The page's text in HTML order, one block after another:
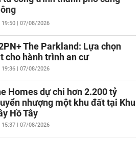
19:50 | 07/08/2026
The Parkland: Lựa chọn
cho hành trình an cư
19:36 | 07/08/2026
Homes dự chi hơn 2.200 tỷ
nhượng một khu đất tại Khu
Hồ Tây
15:37 | 07/08/2026